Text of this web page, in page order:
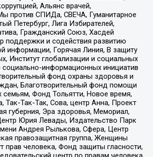
Альянс врачей,
против СПИДа, СВЕЧА, Гуманитарное
Петербург, Лига Избирателей,
Гражданский Союз, Хасдей
поддержки и содействия развитию
информации, Горячая Линия, В защиту
Институт глобализации и социальных
информационных инициатив
фонд охраны здоровья и
Благотворительный фонд помощи
Фонд Тольятти, Новое время,
Так-Так-Так, Сова, центр Анна, Проект
губерния, Эра здоровья, Мемориал,
Юрия Левады, Издательство Парк
Андрея Рылькова, Сфера, Центр
правозащитная группа, Женщины
прав человека, Фонд защиты гласности,